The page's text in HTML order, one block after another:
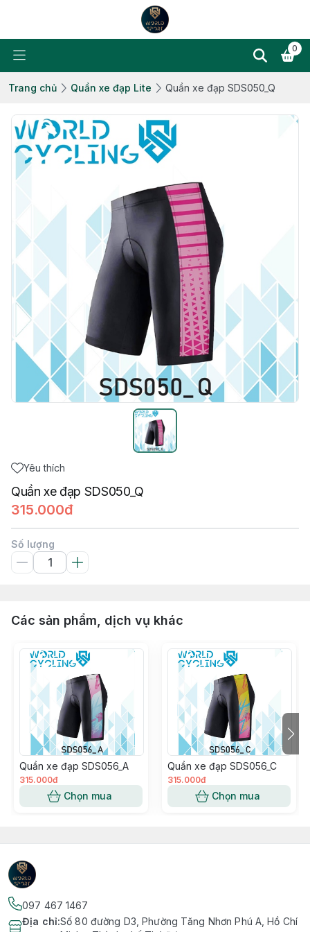
0
Trang chủ Quần xe đạp Lite Quần xe đạp SDS050_Q
Yêu thích
Quần xe đạp SDS050_Q
315.000đ
Số lượng
Các sản phẩm, dịch vụ khác
Quần xe đạp SDS056_A
315.000đ
Chọn mua
Quần xe đạp SDS056_C
315.000đ
Chọn mua
097 467 1467
Địa chỉ:Số 80 đường D3, Phường Tăng Nhơn Phú A, Hồ Chí